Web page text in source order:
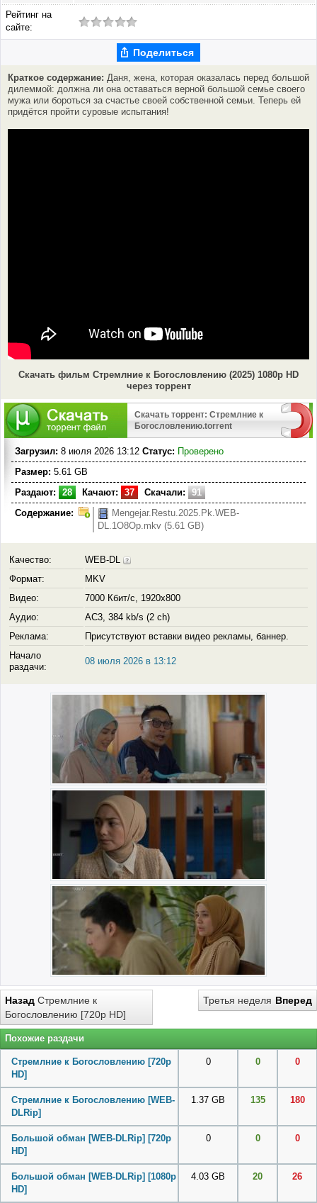
Рейтинг на
сайте:
Поделиться
Краткое содержание: Даня, жена, которая оказалась перед большой
дилеммой: должна ли она оставаться верной большой семье своего
мужа или бороться за счастье своей собственной семьи. Теперь ей
придётся пройти суровые испытания!
Скачать фильм Стремлние к Богословлению (2025) 1080p HD
через торрент
Скачать торрент: Стремлние к
Богословлению.torrent
Загрузил: 8 июля 2026 13:12 Статус: Проверено
Размер: 5.61 GB
Раздают:
28 Качают: 37 Скачали:
91
Содержание:
Mengejar.Restu.2025.Pk.WEB-
DL.1O8Op.mkv (5.61 GB)
Качество:
WEB-DL
Формат:
MKV
Видео:
7000 Кбит/с, 1920x800
Аудио:
AC3, 384 kb/s (2 ch)
Реклама:
Присутствуют вставки видео рекламы, баннер.
Начало
раздачи:
08 июля 2026 в 13:12
Назад Стремлние к
Богословлению [720p HD]
Вперед
Третья неделя
Похожие раздачи
Стремлние к Богословлению [720p
HD]
0 0 0
Стремлние к Богословлению [WEB-
DLRip]
1.37 GB 135 180
Большой обман [WEB-DLRip] [720p
HD]
0 0 0
Большой обман [WEB-DLRip] [1080p
HD]
4.03 GB 20 26